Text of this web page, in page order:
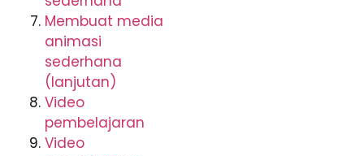
Membuat media
animasi
sederhana
(lanjutan)
Video
pembelajaran
Video